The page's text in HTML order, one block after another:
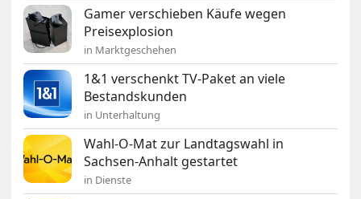
Gamer verschieben Käufe wegen
Preisexplosion
in Marktgeschehen
1&1 verschenkt TV-Paket an viele
Bestandskunden
in Unterhaltung
Wahl-O-Mat zur Landtagswahl in
Sachsen-Anhalt gestartet
in Dienste